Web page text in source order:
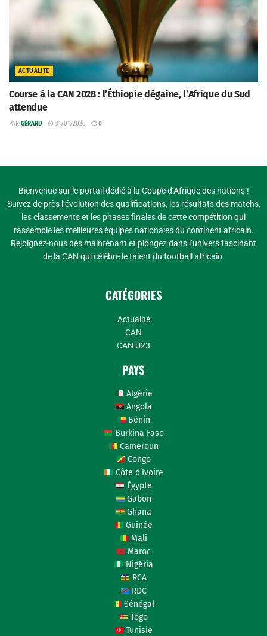
ACTUALITÉ
Course à la CAN 2028 : l’Éthiopie dégaine, l’Afrique du Sud
attendue
PAR GÉRARD 31/01/2026 0
Bienvenue sur le portail dédié à la Coupe d’Afrique des nations !
Suivez de près l’évolution des qualifications, les résultats des matchs,
les classements et les phases finales de cette compétition qui
rassemble les meilleures équipes nationales du continent africain.
Rejoignez-nous dès maintenant et plongez dans l’univers fascinant
de la CAN qui célèbre le talent du football africain.
CATÉGORIES
Actualité
CAN
CAN U23
PAYS
Algérie
Angola
Bénin
Burkina Faso
Cameroun
Congo
Côte d’Ivoire
Égypte
Gabon
Ghana
Guinée
Mali
Maroc
Nigéria
RCA
RDC
Sénégal
Togo
Tunisie